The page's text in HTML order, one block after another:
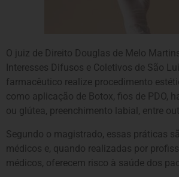
O juiz de Direito Douglas de Melo
Interesses Difusos e Coletivos de São
farmacêutico realize procedimento
como aplicação de Botox, fios de PDO,
ou glútea, preenchimento labial, entre
Segundo o magistrado, essas práticas
médicos e, quando realizadas por
médicos, oferecem risco à saúde dos